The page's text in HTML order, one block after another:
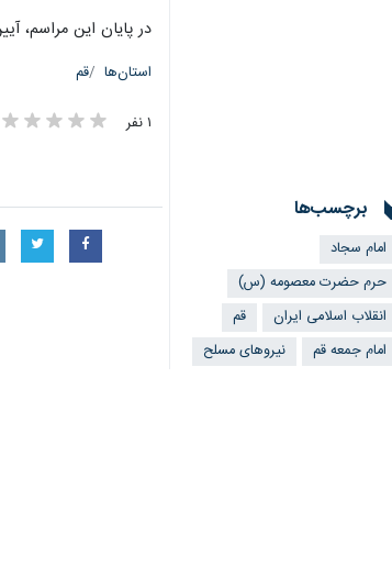
در پایان این مراسم،
استان‌ها قم
۱ نفر
برچسب‌ها
امام سجاد
حرم حضرت معصومه (س)
انقلاب اسلامی ایران
قم
امام جمعه قم
نیروهای مسلح